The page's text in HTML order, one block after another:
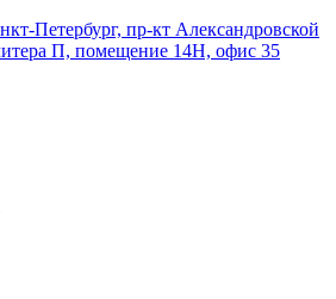
Петербург, пр-кт Александровской
П, помещение 14Н, офис 35